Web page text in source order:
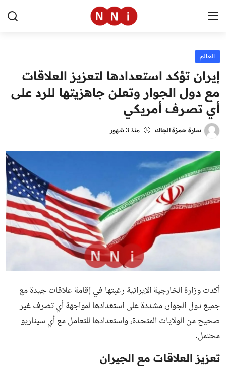
الرئيسية
اخبار مصر
العالم
الرياضة
مال وأعمال
تقنية
التعليم
العالم
إيران تؤكد استعدادها لتعزيز العلاقات
مع دول الجوار وتعلن جاهزيتها للرد على
أي تصرف أمريكي
سارة حمزة الجاك منذ 3 شهور
أكدت وزارة الخارجية الإيرانية رغبتها في إقامة علاقات جيدة مع
جميع دول الجوار، مشددة على استعدادها لمواجهة أي تصرف غير
صحيح من الولايات المتحدة، واستعدادها للتعامل مع أي سيناريو
محتمل.
تعزيز العلاقات مع الجيران